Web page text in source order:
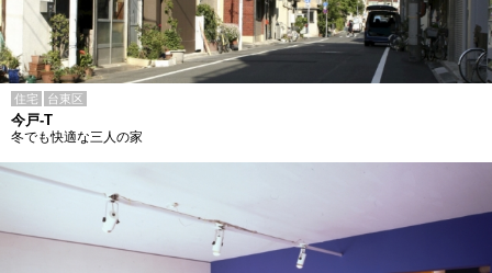
住宅 台東区
今戸-T
冬でも快適な三人の家